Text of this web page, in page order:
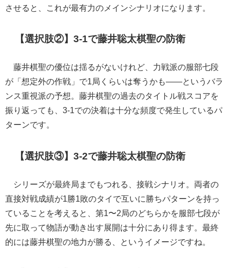
させると、これが最有力のメインシナリオになります。
【選択肢②】3-1で藤井聡太棋聖の防衛
藤井棋聖の優位は揺るがないけれど、力戦派の服部七段
が「想定外の作戦」で1局くらいは奪うかも——というバラ
ンス重視派の予想。藤井棋聖の過去のタイトル戦スコアを
振り返っても、3-1での決着は十分な頻度で発生しているパ
ターンです。
【選択肢③】3-2で藤井聡太棋聖の防衛
シリーズが最終局までもつれる、接戦シナリオ。両者の
直接対戦成績が1勝1敗のタイで互いに勝ちパターンを持っ
ていることを考えると、第1〜2局のどちらかを服部七段が
先に取って物語が動き出す展開は十分にあり得ます。最終
的には藤井棋聖の地力が勝る、というイメージですね。